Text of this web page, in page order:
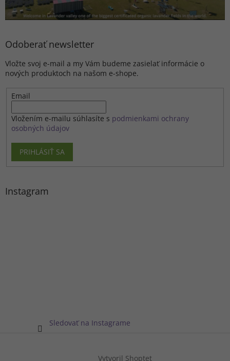
Odoberať newsletter
Vložte svoj e-mail a my Vám budeme zasielať informácie o
nových produktoch na našom e-shope.
Email
Vložením e-mailu súhlasíte s podmienkami ochrany
osobných údajov
PRIHLÁSIŤ SA
Instagram
Sledovať na Instagrame
Vytvoril Shoptet